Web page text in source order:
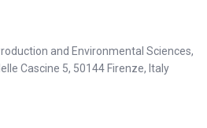
and Environmental Sciences,
Cascine 5, 50144 Firenze, Italy